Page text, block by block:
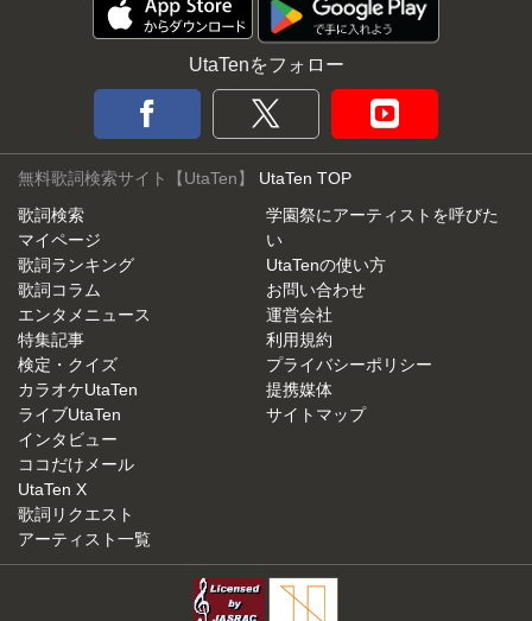
UtaTenをフォロー
無料歌詞検索サイト【UtaTen】 UtaTen TOP
歌詞検索
マイページ
歌詞ランキング
歌詞コラム
エンタメニュース
特集記事
検定・クイズ
カラオケUtaTen
ライブUtaTen
インタビュー
ココだけメール
UtaTen X
歌詞リクエスト
アーティスト一覧
学園祭にアーティストを呼びた
い
UtaTenの使い方
お問い合わせ
運営会社
利用規約
プライバシーポリシー
提携媒体
サイトマップ